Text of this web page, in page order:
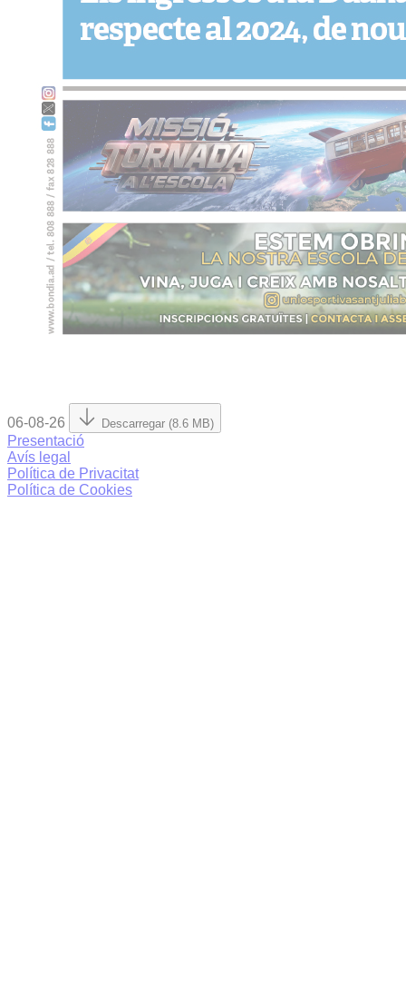
06-08-26 Descarregar (8.6 MB)
Presentació
Avís legal
Política de Privacitat
Política de Cookies